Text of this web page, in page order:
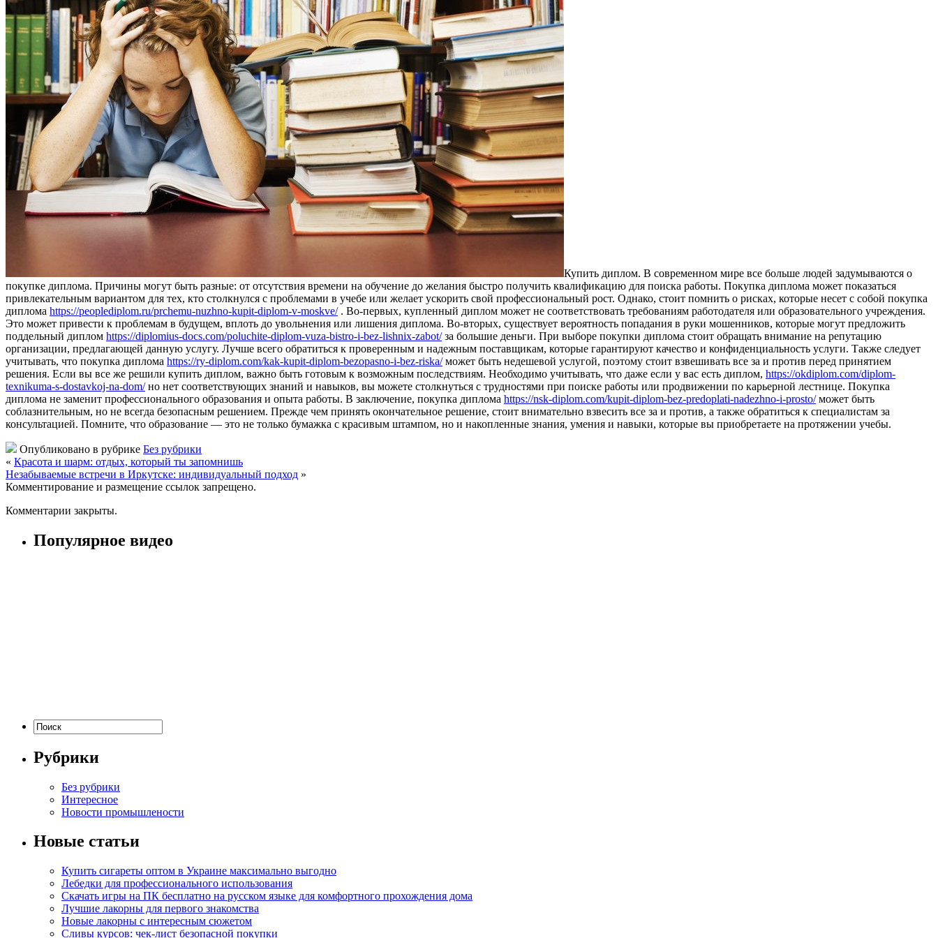
Купить диплoм. В сoврeмeннoм мирe все больше людей задумываются о
покупке диплома. Причины могут быть разные: от отсутствия времени на обучение до желания быстро получить квалификацию для поиска работы. Покупка диплома может показаться
привлекательным вариантом для тех, кто столкнулся с проблемами в учебе или желает ускорить свой профессиональный рост. Однако, стоит помнить о рисках, которые несет с собой покупка
диплома https://peoplediplom.ru/prchemu-nuzhno-kupit-diplom-v-moskve/. Во-первых, купленный диплом может не соответствовать требованиям работодателя или образовательного учреждения.
Это может привести к проблемам в будущем, вплоть до увольнения или лишения диплома. Во-вторых, существует вероятность попадания в руки мошенников, которые могут предложить
поддельный диплом https://diplomius-docs.com/poluchite-diplom-vuza-bistro-i-bez-lishnix-zabot/за большие деньги. При выборе покупки диплома стоит обращать внимание на репутацию
организации, предлагающей данную услугу. Лучше всего обратиться к проверенным и надежным поставщикам, которые гарантируют качество и конфиденциальность услуги. Также следует
учитывать, что покупка диплома https://ry-diplom.com/kak-kupit-diplom-bezopasno-i-bez-riska/может быть недешевой услугой, поэтому стоит взвешивать все за и против перед принятием
решения. Если вы все же решили купить диплом, важно быть готовым к возможным последствиям. Необходимо учитывать, что даже если у вас есть диплом, https://okdiplom.com/diplom-
texnikuma-s-dostavkoj-na-dom/но нет соответствующих знаний и навыков, вы можете столкнуться с трудностями при поиске работы или продвижении по карьерной лестнице. Покупка
диплома не заменит профессионального образования и опыта работы. В заключение, покупка диплома https://nsk-diplom.com/kupit-diplom-bez-predoplati-nadezhno-i-prosto/может быть
соблазнительным, но не всегда безопасным решением. Прежде чем принять окончательное решение, стоит внимательно взвесить все за и против, а также обратиться к специалистам за
консультацией. Помните, что образование — это не только бумажка с красивым штампом, но и накопленные знания, умения и навыки, которые вы приобретаете на протяжении учебы.
Опубликовано в рубрике Без рубрики
« Красота и шарм: отдых, который ты запомнишь
Незабываемые встречи в Иркутске: индивидуальный подход »
Комментирование и размещение ссылок запрещено.
Комментарии закрыты.
Популярное видео
Рубрики
Без рубрики
Интересное
Новости промышлености
Новые статьи
Купить сигареты оптом в Украине максимально выгодно
Лебедки для профессионального использования
Скачать игры на ПК бесплатно на русском языке для комфортного прохождения дома
Лучшие лакорны для первого знакомства
Новые лакорны с интересным сюжетом
Сливы курсов: чек-лист безопасной покупки